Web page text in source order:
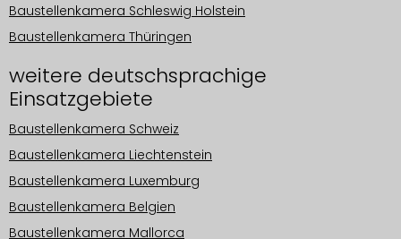
Baustellenkamera Schleswig Holstein
Baustellenkamera Thüringen
weitere deutschsprachige
Einsatzgebiete
Baustellenkamera Schweiz
Baustellenkamera Liechtenstein
Baustellenkamera Luxemburg
Baustellenkamera Belgien
Baustellenkamera Mallorca